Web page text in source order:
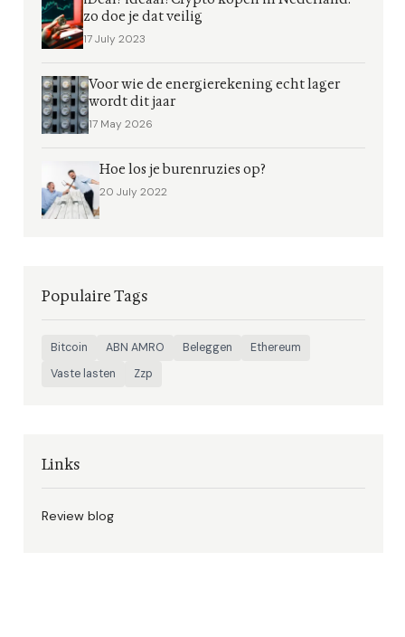
zo doe je dat veilig
17 July 2023
Voor wie de energierekening echt lager
wordt dit jaar
17 May 2026
Hoe los je burenruzies op?
20 July 2022
Populaire Tags
Bitcoin ABN AMRO Beleggen
Ethereum
Vaste lasten
Zzp
Links
Review blog